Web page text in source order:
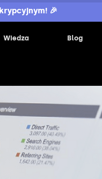
🎉
Wiedza Blog